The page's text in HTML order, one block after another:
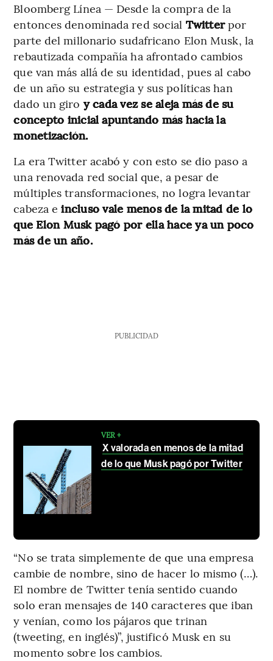
Bloomberg Línea — Desde la compra de la
entonces denominada red social Twitterpor
parte del millonario sudafricano Elon Musk, la
rebautizada compañía ha afrontado cambios
que van más allá de su identidad, pues al cabo
de un año su estrategia y sus políticas han
dado un giro y cada vez se aleja más de su
concepto inicial apuntando más hacia la
monetización.
La era Twitter acabó y con esto se dio paso a
una renovada red social que, a pesar de
múltiples transformaciones, no logra levantar
cabeza e incluso vale menos de la mitad de lo
que Elon Musk pagó por ella hace ya un poco
más de un año.
PUBLICIDAD
VER +
X valorada en menos de la mitad
de lo que Musk pagó por Twitter
“No se trata simplemente de que una empresa
cambie de nombre, sino de hacer lo mismo (…).
El nombre de Twitter tenía sentido cuando
solo eran mensajes de 140 caracteres que iban
y venían, como los pájaros que trinan
(tweeting, en inglés)”, justificó Musk en su
momento sobre los cambios.